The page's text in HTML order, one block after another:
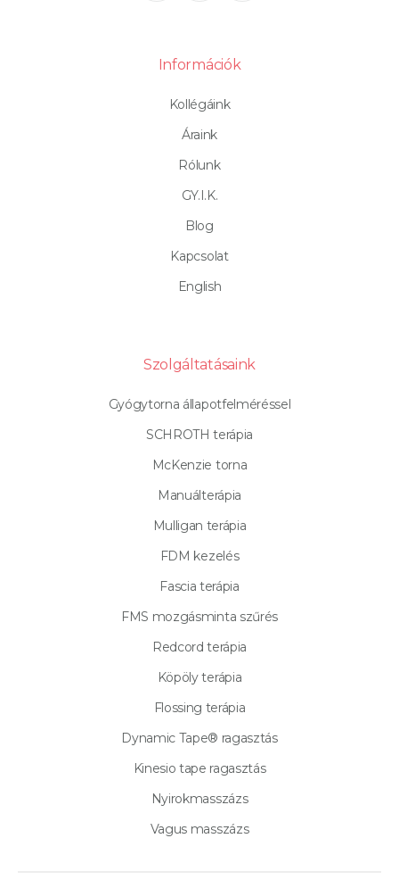
Információk
Kollégáink
Áraink
Rólunk
GY.I.K.
Blog
Kapcsolat
English
Szolgáltatásaink
Gyógytorna állapotfelméréssel
SCHROTH terápia
McKenzie torna
Manuálterápia
Mulligan terápia
FDM kezelés
Fascia terápia
FMS mozgásminta szűrés
Redcord terápia
Köpöly terápia
Flossing terápia
Dynamic Tape® ragasztás
Kinesio tape ragasztás
Nyirokmasszázs
Vagus masszázs